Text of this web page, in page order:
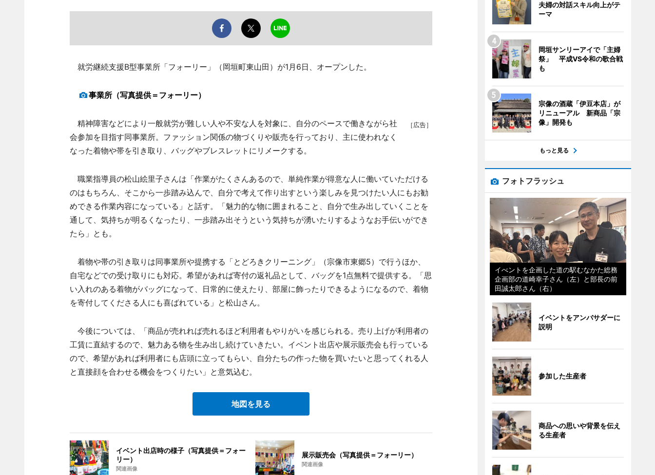
就労継続支援B型事業所「フォーリー」（岡垣町東山田）が1月6日、オープンした。
事業所（写真提供＝フォーリー）
［広告］
精神障害などにより一般就労が難しい人や不安な人を対象に、自分のペースで働きながら社
会参加を目指す同事業所。ファッション関係の物づくりや販売を行っており、主に使われなく
なった着物や帯を引き取り、バッグやブレスレットにリメークする。
職業指導員の松山絵里子さんは「作業がたくさんあるので、単純作業が得意な人に働いていただける
のはもちろん、そこから一歩踏み込んで、自分で考えて作り出すという楽しみを見つけたい人にもお勧
めできる作業内容になっている」と話す。「魅力的な物に囲まれること、自分で生み出していくことを
通して、気持ちが明るくなったり、一歩踏み出そうという気持ちが湧いたりするようなお手伝いができ
たら」とも。
着物や帯の引き取りは同事業所や提携する「とどろきクリーニング」（宗像市東郷5）で行うほか、
自宅などでの受け取りにも対応。希望があれば寄付の返礼品として、バッグを1点無料で提供する。「思
い入れのある着物がバッグになって、日常的に使えたり、部屋に飾ったりできるようになるので、着物
を寄付してくださる人にも喜ばれている」と松山さん。
今後については、「商品が売れれば売れるほど利用者もやりがいを感じられる。売り上げが利用者の
工賃に直結するので、魅力ある物を生み出し続けていきたい。イベント出店や展示販売会も行っている
ので、希望があれば利用者にも店頭に立ってもらい、自分たちの作った物を買いたいと思ってくれる人
と直接顔を合わせる機会をつくりたい」と意気込む。
地図を見る
イベント出店時の様子（写真提供＝フォー
リー）
関連画像
展示販売会（写真提供＝フォーリー）
関連画像
夫婦の対話スキル向上がテ
ーマ
岡垣サンリーアイで「主婦
祭」 平成VS令和の歌合戦
も
宗像の酒蔵「伊豆本店」が
リニューアル 新商品「宗
像」開発も
もっと見る
フォトフラッシュ
イべントを企画した道の駅むなかた総務
企画部の道崎幸子さん（左）と部長の前
田誠太郎さん（右）
イベントをアンバサダーに
説明
参加した生産者
商品への思いや背景を伝え
る生産者